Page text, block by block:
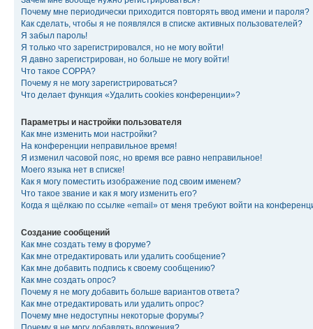
Почему мне периодически приходится повторять ввод имени и пароля?
Как сделать, чтобы я не появлялся в списке активных пользователей?
Я забыл пароль!
Я только что зарегистрировался, но не могу войти!
Я давно зарегистрирован, но больше не могу войти!
Что такое COPPA?
Почему я не могу зарегистрироваться?
Что делает функция «Удалить cookies конференции»?
Параметры и настройки пользователя
Как мне изменить мои настройки?
На конференции неправильное время!
Я изменил часовой пояс, но время все равно неправильное!
Моего языка нет в списке!
Как я могу поместить изображение под своим именем?
Что такое звание и как я могу изменить его?
Когда я щёлкаю по ссылке «email» от меня требуют войти на
Создание сообщений
Как мне создать тему в форуме?
Как мне отредактировать или удалить сообщение?
Как мне добавить подпись к своему сообщению?
Как мне создать опрос?
Почему я не могу добавить больше вариантов ответа?
Как мне отредактировать или удалить опрос?
Почему мне недоступны некоторые форумы?